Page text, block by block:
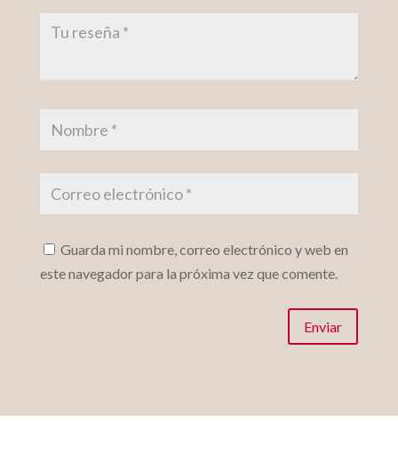
Guarda mi nombre, correo electrónico y web en
este navegador para la próxima vez que comente.
Enviar